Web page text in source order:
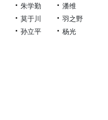
朱学勤
潘维
莫于川
羽之野
孙立平 杨光